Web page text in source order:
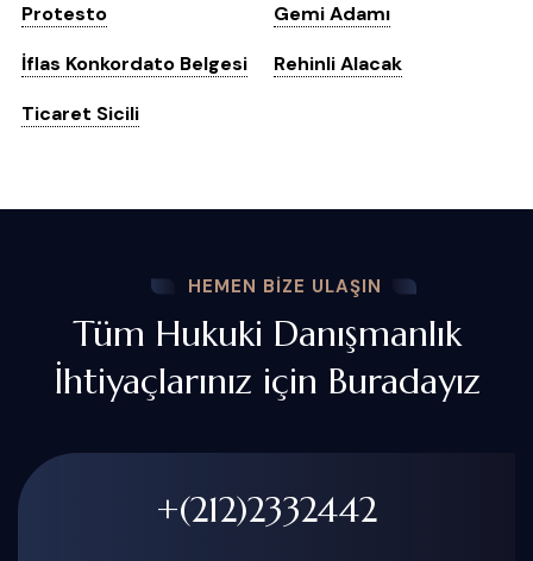
Protesto
Gemi Adamı
İflas Konkordato Belgesi
Rehinli Alacak
Ticaret Sicili
HEMEN BIZE ULAŞIN
Tüm Hukuki Danışmanlık
İhtiyaçlarınız için Buradayız
+(212)2332442